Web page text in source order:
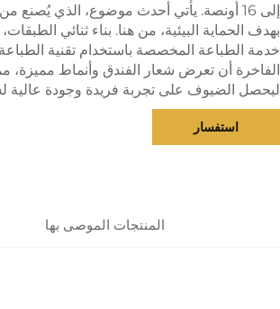
إلى 16 أونصة. يأتي أحدث موضوع، الذي يُصنع
بهدف الحماية البيئية، من هنا. بناء ثنائي
الفاخرة أن تعرض شعار الفندق وأنماط مميزة،
ليحصل الضيوف على تجربة فريدة وجودة عالية
استفسار
المنتجات الموصى بها